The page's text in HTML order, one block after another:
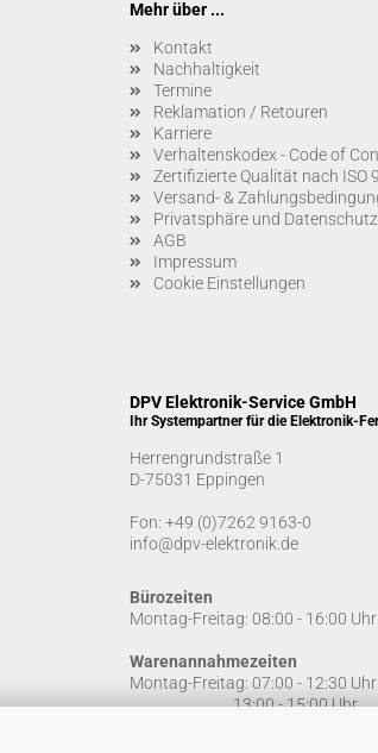
Mehr über ...
Kontakt
Nachhaltigkeit
Termine
Reklamation / Retouren
Karriere
Verhaltenskodex - Code of
Zertifizierte Qualität nach ISO
Versand- &
Privatsphäre und Datenschutz
AGB
Impressum
Cookie Einstellungen
DPV Elektronik-Service GmbH
Ihr Systempartner für die Elektronik-
Herrengrundstraße 1
D-75031 Eppingen
Fon: +49 (0)7262 9163-0
info@dpv-elektronik.de
Bürozeiten
Montag-Freitag: 08:00 - 16:00 Uhr
Warenannahmezeiten
Montag-Freitag: 07:00 - 12:30 Uhr
13:00 - 15:00 Uhr